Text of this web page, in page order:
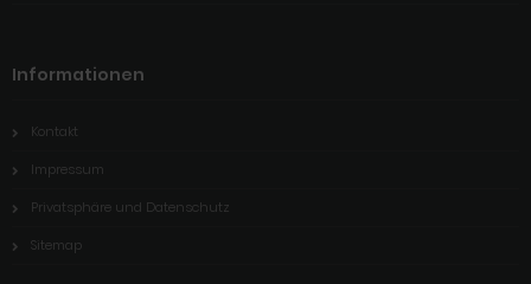
Informationen
Kontakt
Impressum
Privatsphäre und Datenschutz
Sitemap